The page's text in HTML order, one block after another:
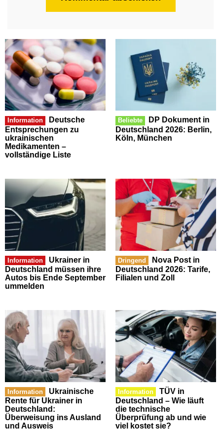
Information
Deutsche
Entsprechungen zu
ukrainischen
Medikamenten –
vollständige Liste
Beliebte
DP Dokument in
Deutschland 2026: Berlin,
Köln, München
Information
Ukrainer in
Deutschland müssen ihre
Autos bis Ende September
ummelden
Dringend
Nova Post in
Deutschland 2026: Tarife,
Filialen und Zoll
Information
Ukrainische
Rente für Ukrainer in
Deutschland:
Überweisung ins Ausland
und Ausweis
Information
TÜV in
Deutschland – Wie läuft
die technische
Überprüfung ab und wie
viel kostet sie?